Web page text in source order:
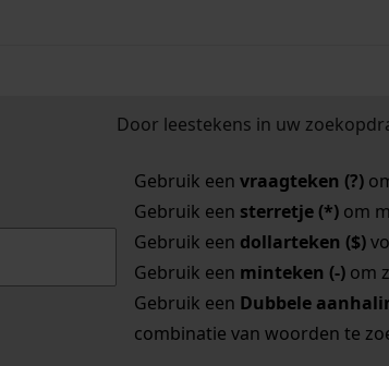
Door leestekens in uw
Gebruik een vraagteken (?)
Gebruik een sterretje (*)om
Gebruik een dollarteken ($)
Gebruik een minteken (-)om
Gebruik een Dubbele
combinatie van woorden te